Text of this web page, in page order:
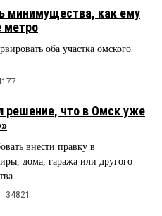
минимущества, как ему
метро
оба участка омского
решение, что в Омск уже
внести правку в
дома, гаража или другого
34821